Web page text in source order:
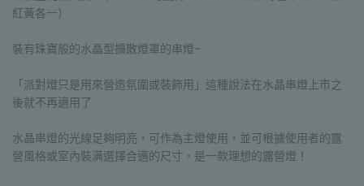
紅黃各一）
裝有珠寶般的水晶型擴散燈罩的串燈~
「派對燈只是用來營造氛圍或裝飾用」這種說法在水晶串燈上市之
後就不再適用了
水晶串燈的光線足夠明亮，可作為主燈使用，並可根據使用者的露
營風格或室內裝满選擇合適的尺寸，是一款理想的露營燈！